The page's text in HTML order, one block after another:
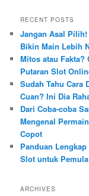
r
h
RECENT POSTS
Jangan Asal
Bikin Main Lebih
Mitos atau Fakta?
Putaran Slot
Sudah Tahu Cara
Cuan? Ini Dia
Dari Coba-coba
Mengenal
Copot
Panduan
Slot untuk
ARCHIVES